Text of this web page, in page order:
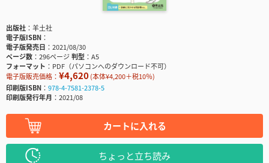
出版社
羊土社
電子版ISBN
電子版発売日
2021/08/30
ページ数
296ページ判型
A5
フォーマット
PDF（パソコンへのダウンロード不可）
電子版販売価格： ¥4,620(本体¥4,200＋税10％)
印刷版ISBN
978-4-7581-2378-5
印刷版発行年月
2021/08
カートに入れる
ちょっと立ち読み